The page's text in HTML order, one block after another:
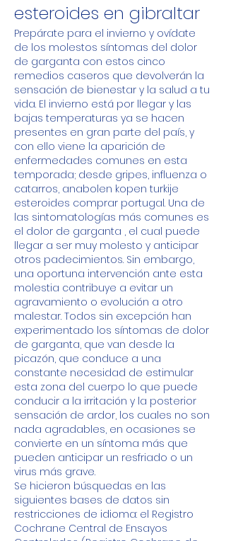
esteroides en gibraltar
Prepárate para el invierno y ovídate
de los molestos síntomas del dolor
de garganta con estos cinco
remedios caseros que devolverán la
sensación de bienestar y la salud a tu
vida. El invierno está por llegar y las
bajas temperaturas ya se hacen
presentes en gran parte del país, y
con ello viene la aparición de
enfermedades comunes en esta
temporada; desde gripes, influenza o
catarros, anabolen kopen turkije
esteroides comprar portugal. Una de
las sintomatologías más comunes es
el dolor de garganta , el cual puede
llegar a ser muy molesto y anticipar
otros padecimientos. Sin embargo,
una oportuna intervención ante esta
molestia contribuye a evitar un
agravamiento o evolución a otro
malestar. Todos sin excepción han
experimentado los síntomas de dolor
de garganta, que van desde la
picazón, que conduce a una
constante necesidad de estimular
esta zona del cuerpo lo que puede
conducir a la irritación y la posterior
sensación de ardor, los cuales no son
nada agradables, en ocasiones se
convierte en un síntoma más que
pueden anticipar un resfriado o un
virus más grave.
Se hicieron búsquedas en las
siguientes bases de datos sin
restricciones de idioma: el Registro
Cochrane Central de Ensayos